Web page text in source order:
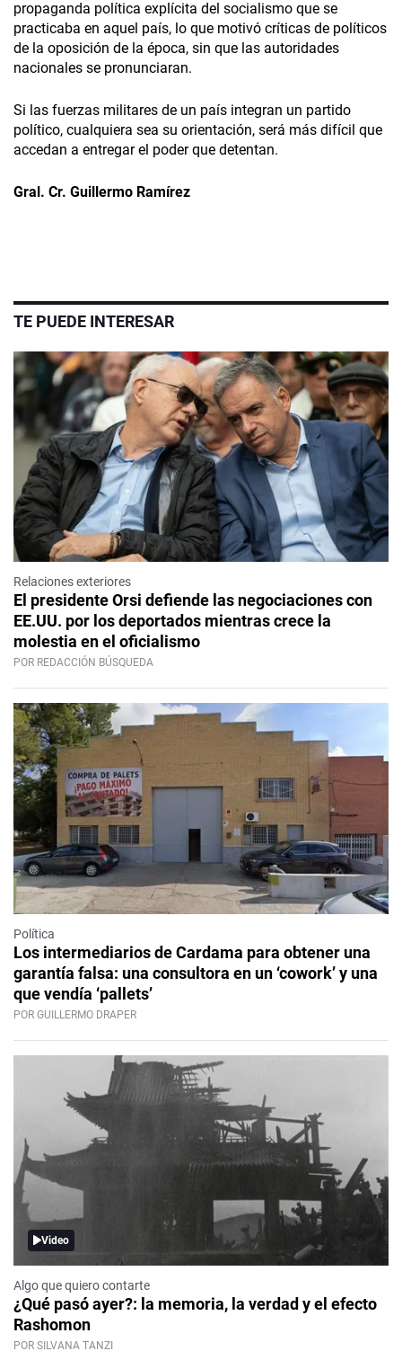
propaganda política explícita del socialismo que se
practicaba en aquel país, lo que motivó críticas de políticos
de la oposición de la época, sin que las autoridades
nacionales se pronunciaran.
Si las fuerzas militares de un país integran un partido
político, cualquiera sea su orientación, será más difícil que
accedan a entregar el poder que detentan.
Gral. Cr. Guillermo Ramírez
TE PUEDE INTERESAR
Relaciones exteriores
El presidente Orsi defiende las negociaciones con
EE.UU. por los deportados mientras crece la
molestia en el oficialismo
POR REDACCIÓN BÚSQUEDA
Política
Los intermediarios de Cardama para obtener una
garantía falsa: una consultora en un ‘cowork’ y una
que vendía ‘pallets’
POR GUILLERMO DRAPER
Video
Algo que quiero contarte
¿Qué pasó ayer?: la memoria, la verdad y el efecto
Rashomon
POR SILVANA TANZI